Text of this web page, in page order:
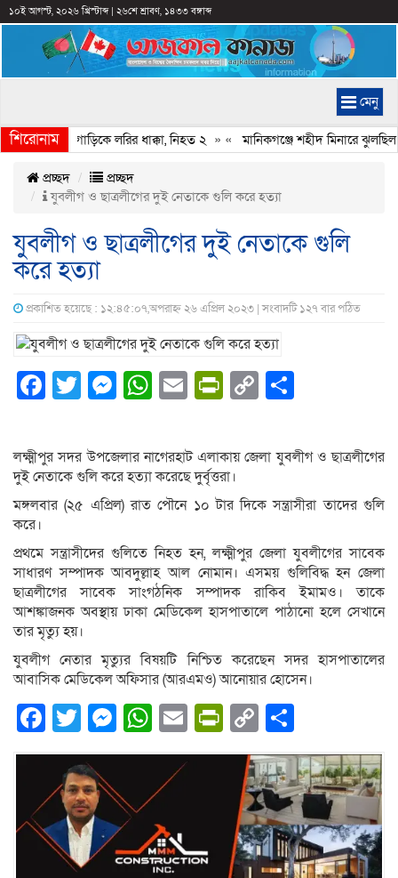
১০ই আগস্ট, ২০২৬ খ্রিস্টাব্দ| ২৬শে শ্রাবণ, ১৪৩৩ বঙ্গাব্দ
মেনু
শিরোনাম
থাকা চার গাড়িকে লরির ধাক্কা, নিহত ২» «মানিকগঞ্জে শহীদ মিনারে ঝুলছিল
প্রচ্ছদ
প্রচ্ছদ
যুবলীগ ও ছাত্রলীগের দুই নেতাকে গুলি করে হত্যা
যুবলীগ ও ছাত্রলীগের দুই নেতাকে গুলি
করে হত্যা
প্রকাশিত হয়েছে : ১২:৪৫:০৭,অপরাহ্ন ২৬ এপ্রিল ২০২৩ | সংবাদটি ১২৭ বার পঠিত
Facebook
Twitter
Messenger
WhatsApp
EmailPrintFriendly
Copy
লক্ষ্মীপুর সদর উপজেলার নাগেরহাট এলাকায় জেলা যুবলীগ ও ছাত্রলীগের
দুই নেতাকে গুলি করে হত্যা করেছে দুর্বৃত্তরা।
মঙ্গলবার (২৫ এপ্রিল) রাত পৌনে ১০ টার দিকে সন্ত্রাসীরা তাদের গুলি
করে।
প্রথমে সন্ত্রাসীদের গুলিতে নিহত হন, লক্ষ্মীপুর জেলা যুবলীগের সাবেক
সাধারণ সম্পাদক আবদুল্লাহ আল নোমান। এসময় গুলিবিদ্ধ হন জেলা
ছাত্রলীগের সাবেক সাংগঠনিক সম্পাদক রাকিব ইমামও। তাকে
আশঙ্কাজনক অবস্থায় ঢাকা মেডিকেল হাসপাতালে পাঠানো হলে সেখানে
তার মৃত্যু হয়।
যুবলীগ নেতার মৃত্যুর বিষয়টি নিশ্চিত করেছেন সদর হাসপাতালের
আবাসিক মেডিকেল অফিসার (আরএমও) আনোয়ার হোসেন।
Facebook
Twitter
Messenger
WhatsApp
EmailPrintFriendly
Copy
Link